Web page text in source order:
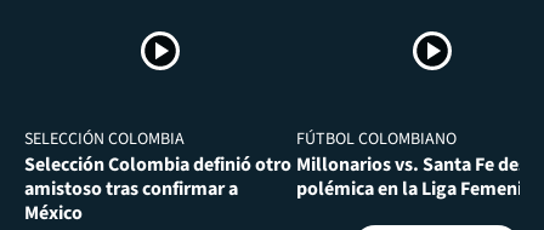
SELECCIÓN COLOMBIA
Selección Colombia definió otro
amistoso tras confirmar a
México
FÚTBOL COLOMBIANO
Millonarios vs. Santa Fe
polémica en la Liga Femenina